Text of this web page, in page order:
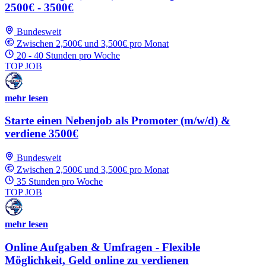
2500€ - 3500€
Bundesweit
Zwischen 2,500€ und 3,500€ pro Monat
20 - 40 Stunden pro Woche
TOP JOB
mehr lesen
Starte einen Nebenjob als Promoter (m/w/d) &
verdiene 3500€
Bundesweit
Zwischen 2,500€ und 3,500€ pro Monat
35 Stunden pro Woche
TOP JOB
mehr lesen
Online Aufgaben & Umfragen - Flexible
Möglichkeit, Geld online zu verdienen